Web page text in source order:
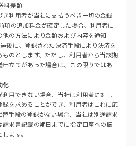
料差額
き利用者が当社に支払うべき一切の金銭
項の追加料金が確定した場合、利用者に
他の方法により金額および内容を通知
後に、登録された決済手段により決済を
ものとします。ただし、利用者から当該期
申立てがあった場合は、この限りではあ
化
利用できない場合、当社は利用者に対し
録を求めることができ、利用者はこれに応
替手段の登録がない場合、当社は別途請求
請求書記載の期日までに指定口座への振
ます。